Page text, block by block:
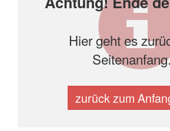
Hier geht es
zurück zum